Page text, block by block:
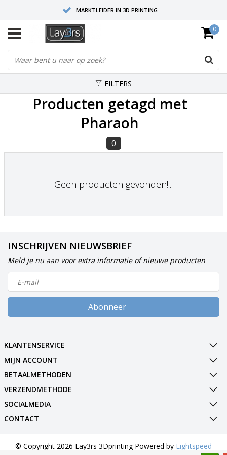
MARKTLEIDER IN 3D PRINTING
HOOGWAARDIGE SERVICE EN SUPPORT
FYSIEKE SHOWROOMS
0
FILTERS
Producten getagd met
Pharaoh
0
Geen producten gevonden!...
INSCHRIJVEN NIEUWSBRIEF
Meld je nu aan voor extra informatie of nieuwe producten
Abonneer
KLANTENSERVICE
MIJN ACCOUNT
BETAALMETHODEN
VERZENDMETHODE
SOCIALMEDIA
CONTACT
© Copyright 2026 Lay3rs 3Dprinting Powered by Lightspeed